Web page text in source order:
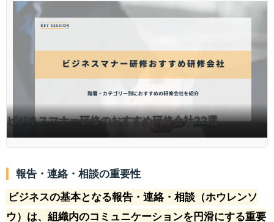
ビジネスマナー研修のおすすめ研修会社22選
報告・連絡・相談の重要性
ビジネスの基本となる報告・連絡・相談（ホウレンソ
ウ）は、組織内のコミュニケーションを円滑にする重要